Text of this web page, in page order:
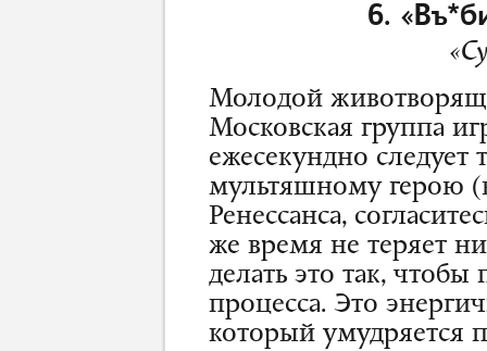
6.
Молодой
Московская группа
ежесекундно
мультяшному герою
Ренессанса,
же время не теряет
делать это так, чтобы
процесса. Это
который умудряется